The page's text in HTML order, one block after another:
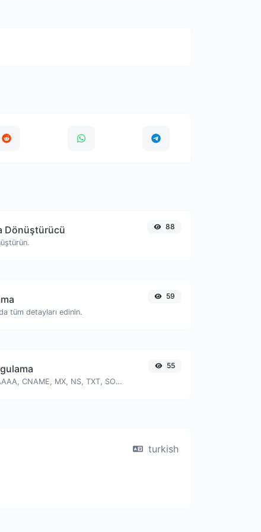
Dönüştürücü 88
tüm detayları edinin.
59
Bir sunucunun A, AAAA, CNAME, MX, NS, TXT, SOA DNS kayıtlarını bulun.
55
turkish